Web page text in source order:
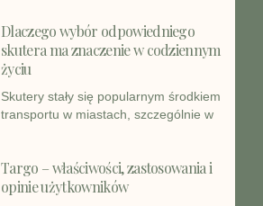
Dlaczego wybór odpowiedniego
skutera ma znaczenie w codziennym
życiu
Skutery stały się popularnym środkiem
transportu w miastach, szczególnie w
Targo – właściwości, zastosowania i
opinie użytkowników